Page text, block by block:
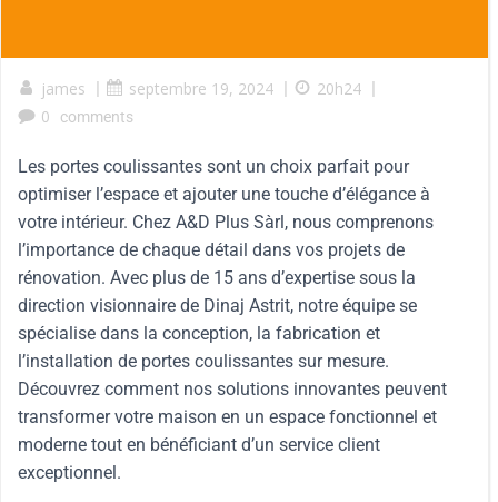
james | septembre 19, 2024 | 20h24 |
0
comments
Les portes coulissantes sont un choix parfait pour
optimiser l’espace et ajouter une touche d’élégance à
votre intérieur. Chez A&D Plus Sàrl, nous comprenons
l’importance de chaque détail dans vos projets de
rénovation. Avec plus de 15 ans d’expertise sous la
direction visionnaire de Dinaj Astrit, notre équipe se
spécialise dans la conception, la fabrication et
l’installation de portes coulissantes sur mesure.
Découvrez comment nos solutions innovantes peuvent
transformer votre maison en un espace fonctionnel et
moderne tout en bénéficiant d’un service client
exceptionnel.